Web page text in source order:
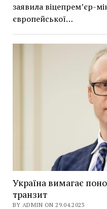
заявила віцепрем’єр-
європейської…
Україна вимагає
транзит
BY ADMIN ON 29.04.2023